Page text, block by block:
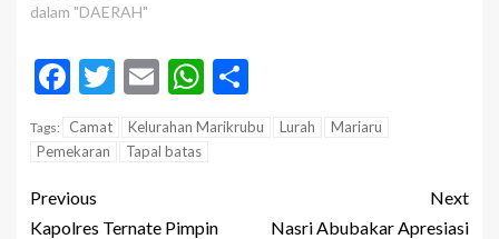
dalam "DAERAH"
Facebook
Twitter
EmailWhatsApp
Tags: Camat Kelurahan Marikrubu Lurah
Mariaru
Pemekaran
Tapal batas
Previous
Kapolres Ternate Pimpin
Next
Nasri Abubakar Apresiasi